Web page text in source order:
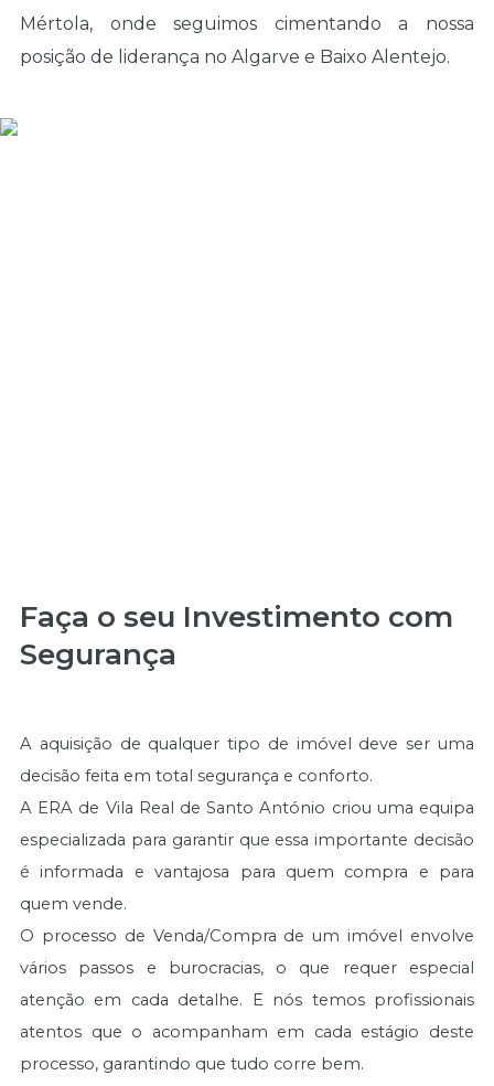
Mértola, onde seguimos cimentando a nossa
posição de liderança no Algarve e Baixo Alentejo.
Faça o seu Investimento com
Segurança
A aquisição de qualquer tipo de imóvel deve ser uma
decisão feita em total segurança e conforto.
A ERA de Vila Real de Santo António criou uma equipa
especializada para garantir que essa importante decisão
é informada e vantajosa para quem compra e para
quem vende.
O processo de Venda/Compra de um imóvel envolve
vários passos e burocracias, o que requer especial
atenção em cada detalhe. E nós temos profissionais
atentos que o acompanham em cada estágio deste
processo, garantindo que tudo corre bem.